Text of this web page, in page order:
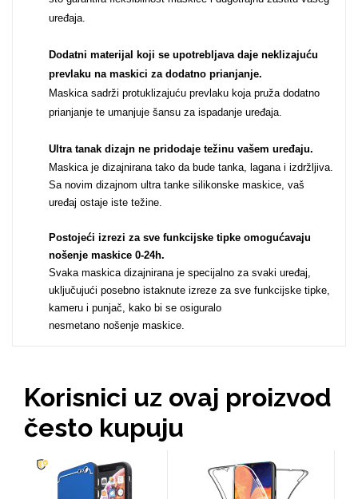
uređaja.
Dodatni materijal koji se upotrebljava daje neklizajuću
prevlaku na maskici za dodatno prianjanje.
Maskica sadrži protuklizajuću prevlaku koja pruža dodatno
prianjanje te umanjuje šansu za ispadanje uređaja.
Ultra tanak dizajn ne pridodaje težinu vašem uređaju.
Maskica je dizajnirana tako da bude tanka, lagana i izdržljiva.
Sa novim dizajnom ultra tanke silikonske maskice, vaš
uređaj ostaje iste težine.
Postojeći izrezi za sve funkcijske tipke omogućavaju
nošenje maskice 0-24h.
Svaka maskica dizajnirana je specijalno za svaki uređaj,
uključujući posebno istaknute izreze za sve funkcijske tipke,
kameru i punjač, kako bi se osiguralo
nesmetano nošenje maskice.
Korisnici uz ovaj proizvod
često kupuju
Za njega Za nju
Mandale / Cvjetni motivi
MarbleMania Gaming motivi